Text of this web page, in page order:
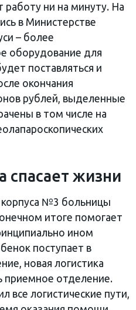
работу ни на минуту. На
в Министерстве
– более
оборудование для
поставляться и
окончания
рублей, выделенные
в том числе на
спасает жизни
корпуса №3 больницы
итоге помогает
ином
поступает в
новая логистика
приемное отделение.
все логистические пути,